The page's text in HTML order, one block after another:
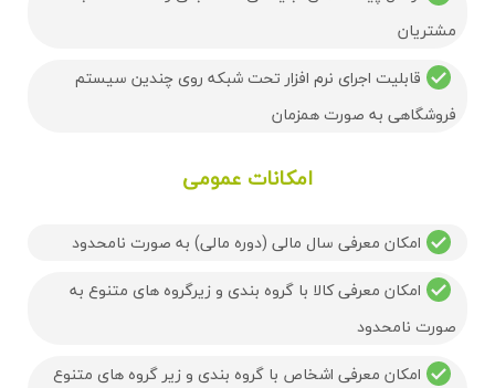
مشتریان
قابلیت اجرای نرم افزار تحت شبکه روی چندین سیستم
فروشگاهی به صورت همزمان
امکانات عمومی
امکان معرفی سال مالی (دوره مالی) به صورت نامحدود
امکان معرفی کالا با گروه بندی و زیرگروه های متنوع به
صورت نامحدود
امکان معرفی اشخاص با گروه بندی و زیر گروه های متنوع